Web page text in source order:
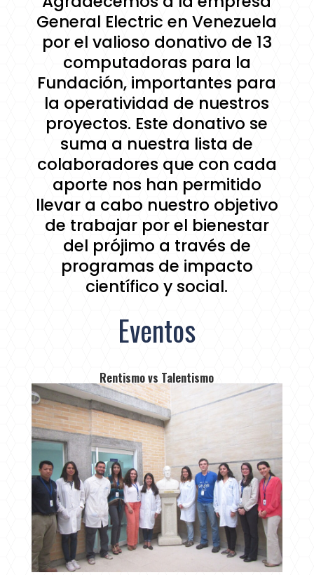
General Electric en Venezuela
por el valioso donativo de 13
computadoras para la
Fundación, importantes para
la operatividad de nuestros
proyectos. Este donativo se
suma a nuestra lista de
colaboradores que con cada
aporte nos han permitido
llevar a cabo nuestro objetivo
de trabajar por el bienestar
del prójimo a través de
programas de impacto
científico y social.
Eventos
Rentismo vs Talentismo